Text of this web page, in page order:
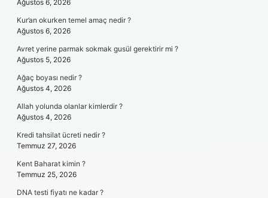
Ağustos 6, 2026
Kur’an okurken temel amaç nedir ?
Ağustos 6, 2026
Avret yerine parmak sokmak gusül gerektirir mi ?
Ağustos 5, 2026
Ağaç boyası nedir ?
Ağustos 4, 2026
Allah yolunda olanlar kimlerdir ?
Ağustos 4, 2026
Kredi tahsilat ücreti nedir ?
Temmuz 27, 2026
Kent Baharat kimin ?
Temmuz 25, 2026
DNA testi fiyatı ne kadar ?